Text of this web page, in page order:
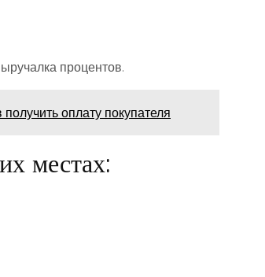
процентов.
оплату покупателя
местах: